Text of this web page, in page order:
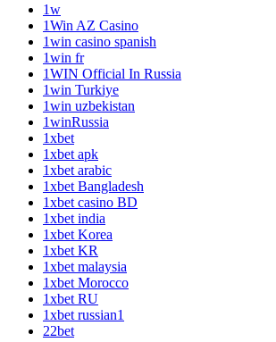
1w
1Win AZ Casino
1win casino spanish
1win fr
1WIN Official In Russia
1win Turkiye
1win uzbekistan
1winRussia
1xbet
1xbet apk
1xbet arabic
1xbet Bangladesh
1xbet casino BD
1xbet india
1xbet Korea
1xbet KR
1xbet malaysia
1xbet Morocco
1xbet RU
1xbet russian1
22bet